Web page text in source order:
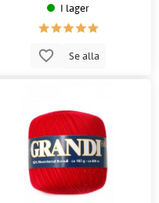
I lager
Se alla